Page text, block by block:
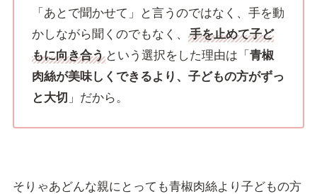
「あとで聞かせて」と言うのではなく、手を動
かしながら聞くのでもなく、手を止めて子ど
もに向き合う という選択をした理由は「青椒
肉絲が美味しくできるより、子どもの方がずっ
と大切 」だから。
そりゃあどんな親にとっても青椒肉絲より子どもの方